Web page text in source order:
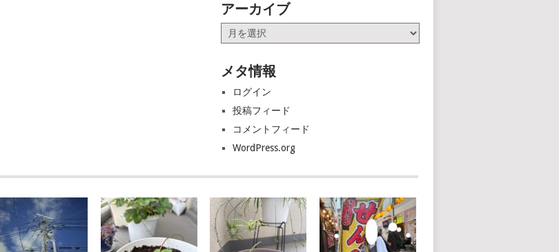
アーカイブ
ア
ー
イ
メタ情報
ログイン
投稿フィード
コメントフィード
WordPress.org